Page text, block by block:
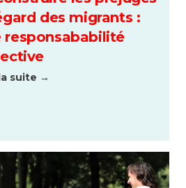
des migrants :
responsababilité
suite →